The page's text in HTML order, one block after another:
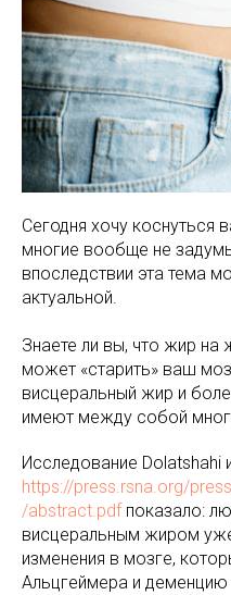
Сегодня хочу коснуться
многие вообще не
впоследствии эта тема
актуальной.
Знаете ли вы, что жир на
может «старить» ваш
висцеральный жир и
имеют между собой
Исследование Dolatshahi
https://press.rsna.org/
/abstract.pdf показало:
висцеральным жиром
изменения в мозге,
Альцгеймера и деменцию